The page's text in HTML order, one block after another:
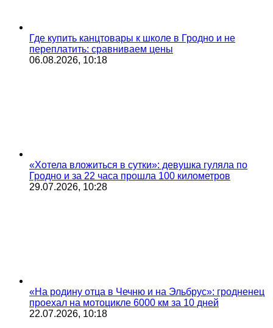
Где купить канцтовары к школе в Гродно и не
переплатить: сравниваем цены
06.08.2026, 10:18
«Хотела вложиться в сутки»: девушка гуляла по
Гродно и за 22 часа прошла 100 километров
29.07.2026, 10:28
«На родину отца в Чечню и на Эльбрус»: гродненец
проехал на мотоцикле 6000 км за 10 дней
22.07.2026, 10:18